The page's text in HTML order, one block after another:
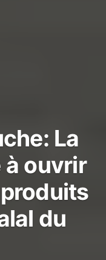
La
à ouvrir
du